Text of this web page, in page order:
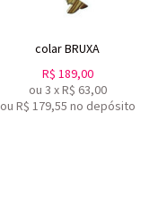
colar BRUXA
R$ 189,00
ou 3 xR$ 63,00
ou R$ 179,55 no depósito